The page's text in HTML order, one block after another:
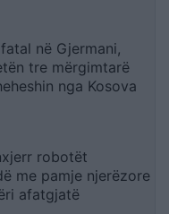
në Gjermani,
tre mërgimtarë
nga Kosova
robotët
me pamje njerëzore
afatgjatë